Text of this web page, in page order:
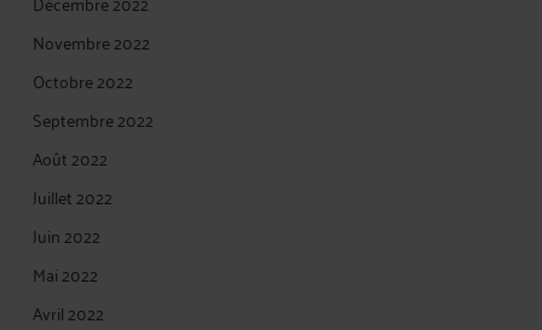
Novembre 2022
Octobre 2022
Septembre 2022
Août 2022
Juillet 2022
Juin 2022
Mai 2022
Avril 2022